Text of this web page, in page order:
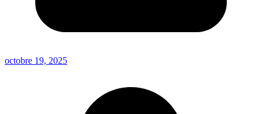
octobre 19, 2025